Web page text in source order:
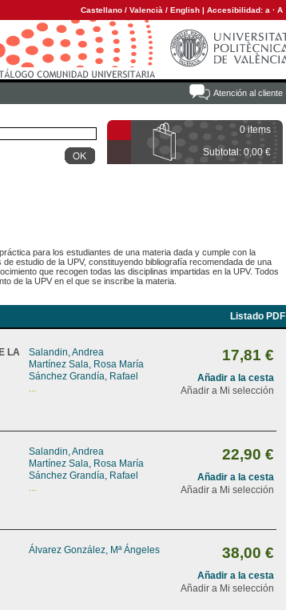
Castellano / Valencià / English | Accesibilidad: a · A
Atención al cliente
0 items
Subtotal: 0,00 €
para los estudiantes de una materia dada y cumple con la
estudio de la UPV, constituyendo bibliografía recomendada de una
que recogen todas las disciplinas impartidas en la UPV. Todos
de la UPV en el que se inscribe la materia.
Listado PDF
LA
Salandin, Andrea
Martínez Sala, Rosa María
Sánchez Grandía, Rafael
...
17,81 €
Añadir a la cesta
Añadir a Mi selección
Salandin, Andrea
Martínez Sala, Rosa María
Sánchez Grandía, Rafael
...
22,90 €
Añadir a la cesta
Añadir a Mi selección
Álvarez González, Mª Ángeles 38,00 €
Añadir a la cesta
Añadir a Mi selección